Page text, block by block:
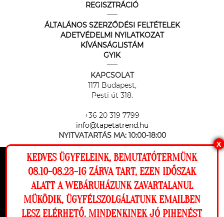
Ez a weboldal cookie-kat használ, hogy a
lehető legjobb élményt nyújtsa honlapunkon.
Beállítások
REGISZTRÁCIÓ
ÁLTALÁNOS SZERZŐDÉSI FELTÉTELEK
ADETVÉDELMI NYILATKOZAT
KÍVÁNSÁGLISTÁM
GYIK
KAPCSOLAT
1171 Budapest,
Pesti út 318.
+36 20 319 7799
info@tapetatrend.hu
NYITVATARTÁS MA: 10:00-18:00
Az online fizetést a Barion Payment Zrt. biztosítja, MNB engedély
száma: H-EN-I-1064/2013
X
KEDVES ÜGYFELEINK, BEMUTATÓTERMÜNK
08.10-08.23-IG ZÁRVA TART, EZEN IDŐSZAK
ALATT A WEBÁRUHÁZUNK ZAVARTALANUL
MÜKÖDIK, ÜGYFÉLSZOLGÁLATUNK EMAILBEN
LESZ ELÉRHETŐ. MINDENKINEK JÓ PIHENÉST